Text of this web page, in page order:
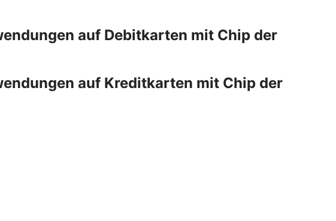
auf Debitkarten mit Chip der
auf Kreditkarten mit Chip der